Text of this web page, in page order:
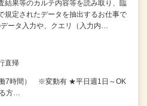
結果等のカルテ内容等を読み取り、臨
規定されたデータを抽出するお仕事で
ータ入力や、クエリ（入力内…
直帰
7時間） ※変動有 ★平日週1日～OK
方…